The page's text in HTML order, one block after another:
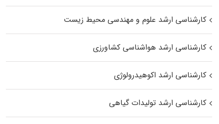
کارشناسی ارشد علوم و مهندسی محیط زیست
کارشناسی ارشد هواشناسی کشاورزی
کارشناسی ارشد اکوهیدرولوژی
کارشناسی ارشد تولیدات گیاهی